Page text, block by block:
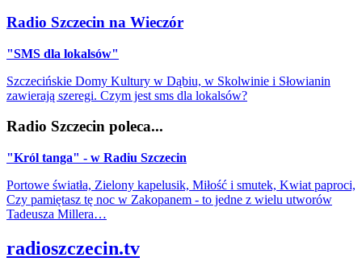
Radio Szczecin na Wieczór
"SMS dla lokalsów"
Szczecińskie Domy Kultury w Dąbiu, w Skolwinie i Słowianin
zawierają szeregi. Czym jest sms dla lokalsów?
Radio Szczecin poleca...
"Król tanga" - w Radiu Szczecin
Portowe światła, Zielony kapelusik, Miłość i smutek, Kwiat paproci,
Czy pamiętasz tę noc w Zakopanem - to jedne z wielu utworów
Tadeusza Millera…
radioszczecin.tv